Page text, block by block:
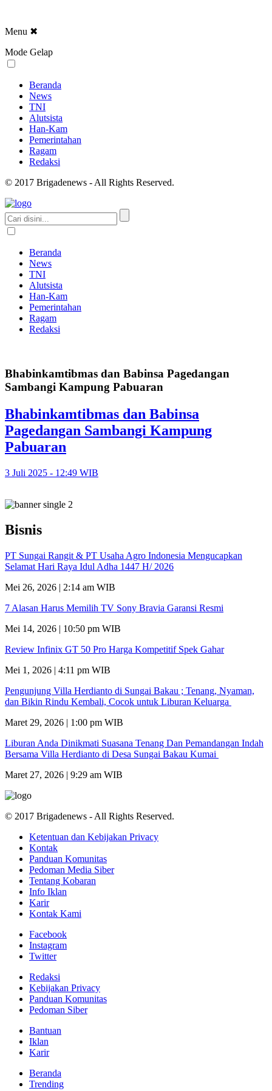
Menu ✖
Mode Gelap
Beranda
News
TNI
Alutsista
Han-Kam
Pemerintahan
Ragam
Redaksi
© 2017 Brigadenews - All Rights Reserved.
Beranda
News
TNI
Alutsista
Han-Kam
Pemerintahan
Ragam
Redaksi
Bhabinkamtibmas dan Babinsa Pagedangan
Sambangi Kampung Pabuaran
Bhabinkamtibmas dan Babinsa
Pagedangan Sambangi Kampung
Pabuaran
3 Juli 2025 - 12:49 WIB
Bisnis
PT Sungai Rangit & PT Usaha Agro Indonesia Mengucapkan
Selamat Hari Raya Idul Adha 1447 H/ 2026
Mei 26, 2026 | 2:14 am WIB
7 Alasan Harus Memilih TV Sony Bravia Garansi Resmi
Mei 14, 2026 | 10:50 pm WIB
Review Infinix GT 50 Pro Harga Kompetitif Spek Gahar
Mei 1, 2026 | 4:11 pm WIB
Pengunjung Villa Herdianto di Sungai Bakau ; Tenang, Nyaman,
dan Bikin Rindu Kembali, Cocok untuk Liburan Keluarga
Maret 29, 2026 | 1:00 pm WIB
Liburan Anda Dinikmati Suasana Tenang Dan Pemandangan Indah
Bersama Villa Herdianto di Desa Sungai Bakau Kumai
Maret 27, 2026 | 9:29 am WIB
© 2017 Brigadenews - All Rights Reserved.
Ketentuan dan Kebijakan Privacy
Kontak
Panduan Komunitas
Pedoman Media Siber
Tentang Kobaran
Info Iklan
Karir
Kontak Kami
Facebook
Instagram
Twitter
Redaksi
Kebijakan Privacy
Panduan Komunitas
Pedoman Siber
Bantuan
Iklan
Karir
Beranda
Trending